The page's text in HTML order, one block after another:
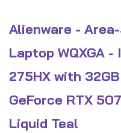
Alienware -
Laptop WQXGA
275HX with
GeForce RTX
Liquid Teal